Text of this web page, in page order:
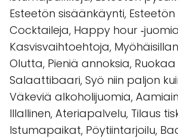
Esteetön sisäänkäynti,
Cocktaileja, Happy hour
Kasvisvaihtoehtoja,
Olutta, Pieniä annoksia,
Salaattibaari, Syö niin paljon
Väkeviä alkoholijuomia,
Illallinen, Ateriapalvelu, Tilaus
Istumapaikat, Pöytiintarjoilu,